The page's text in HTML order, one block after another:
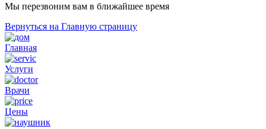
Мы перезвоним вам в ближайшее время
Вернуться на Главную страницу
Главная
Услуги
Врачи
Цены